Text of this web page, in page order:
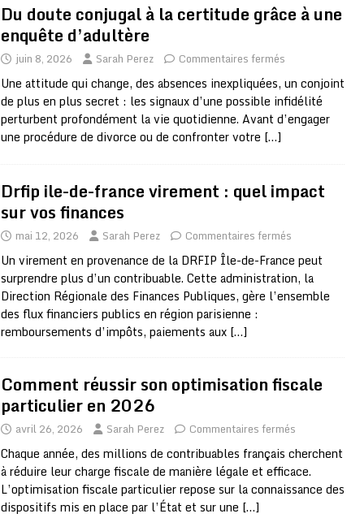
Du doute conjugal à la certitude grâce à une
enquête d’adultère
juin 8, 2026 Sarah Perez Commentaires fermés
Une attitude qui change, des absences inexpliquées, un conjoint
de plus en plus secret : les signaux d’une possible infidélité
perturbent profondément la vie quotidienne. Avant d’engager
une procédure de divorce ou de confronter votre […]
Drfip ile-de-france virement : quel impact
sur vos finances
mai 12, 2026 Sarah Perez Commentaires fermés
Un virement en provenance de la DRFIP Île-de-France peut
surprendre plus d’un contribuable. Cette administration, la
Direction Régionale des Finances Publiques, gère l’ensemble
des flux financiers publics en région parisienne :
remboursements d’impôts, paiements aux […]
Comment réussir son optimisation fiscale
particulier en 2026
avril 26, 2026 Sarah Perez Commentaires fermés
Chaque année, des millions de contribuables français cherchent
à réduire leur charge fiscale de manière légale et efficace.
L’optimisation fiscale particulier repose sur la connaissance des
dispositifs mis en place par l’État et sur une […]